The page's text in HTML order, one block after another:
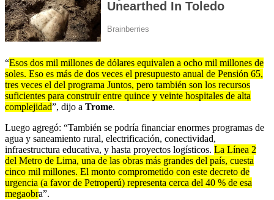
“Esos dos mil millones de dólares equivalen a ocho mil millones de
soles. Eso es más de dos veces el presupuesto anual de Pensión 65,
tres veces el del programa Juntos, pero también son los recursos
suficientes para construir entre quince y veinte hospitales de alta
complejidad”, dijo a Trome.
Luego agregó: “También se podría financiar enormes programas de
agua y saneamiento rural, electrificación, conectividad,
infraestructura educativa, y hasta proyectos logísticos. La Línea 2
del Metro de Lima, una de las obras más grandes del país, cuesta
cinco mil millones. El monto comprometido con este decreto de
urgencia (a favor de Petroperú) representa cerca del 40 % de esa
megaobra”.